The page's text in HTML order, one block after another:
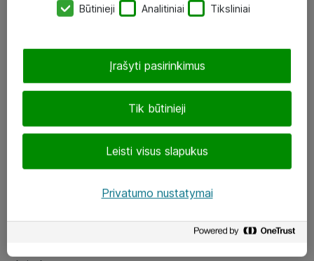
eShop@atea.lt
LinkedIn
Būtinieji Analitiniai Tiksliniai
Tik būtinieji
Leisti visus slapukus
Įrašyti pasirinkimus
Privatumo nustatymai